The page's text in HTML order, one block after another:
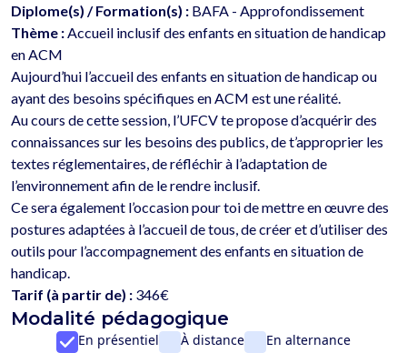
Diplome(s) / Formation(s) : BAFA - Approfondissement
Thème : Accueil inclusif des enfants en situation de handicap
en ACM
Aujourd’hui l’accueil des enfants en situation de handicap ou
ayant des besoins spécifiques en ACM est une réalité.
Au cours de cette session, l’UFCV te propose d’acquérir des
connaissances sur les besoins des publics, de t’approprier les
textes réglementaires, de réfléchir à l’adaptation de
l’environnement afin de le rendre inclusif.
Ce sera également l’occasion pour toi de mettre en œuvre des
postures adaptées à l’accueil de tous, de créer et d’utiliser des
outils pour l’accompagnement des enfants en situation de
Tarif (à partir de) : 346€
Modalité pédagogique
En présentiel À distance En alternance